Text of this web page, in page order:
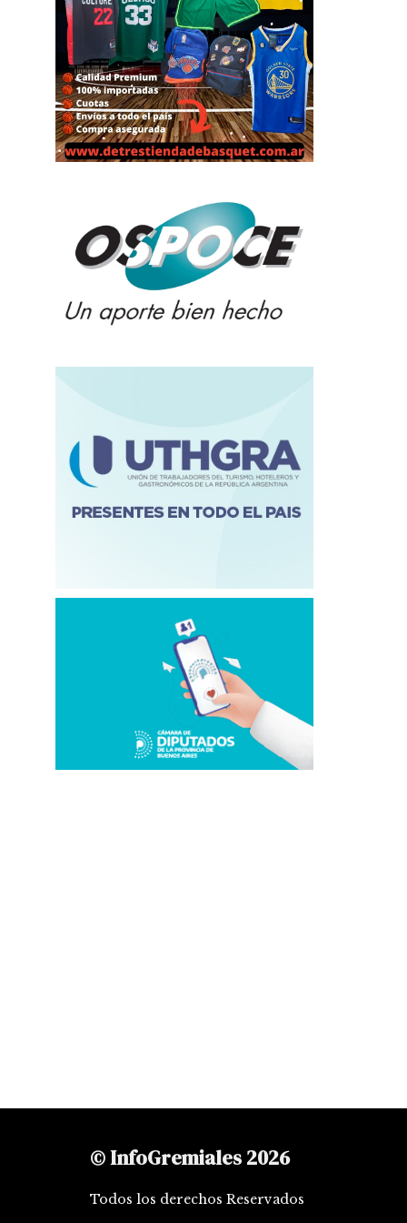
© InfoGremiales 2026
Todos los derechos Reservados